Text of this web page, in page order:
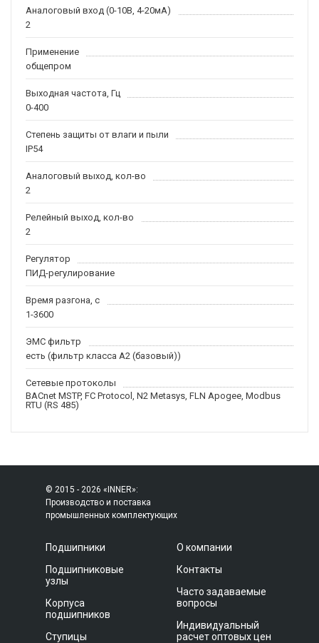
Аналоговый вход (0-10В, 4-20мА)
2
Применение
общепром
Выходная частота, Гц
0-400
Степень защиты от влаги и пыли
IP54
Аналоговый выход, кол-во
2
Релейный выход, кол-во
2
Регулятор
ПИД-регулирование
Время разгона, с
1-3600
ЭМС фильтр
есть (фильтр класса A2 (базовый))
Сетевые протоколы
BACnet MSTP, FC Protocol, N2 Metasys, FLN Apogee, Modbus
RTU (RS 485)
© 2015 - 2026 «INNER»:
Производство и поставка
промышленных комплектующих
Подшипники
Подшипниковые
узлы
Корпуса
подшипников
Ступицы
О компании
Контакты
Часто задаваемые
вопросы
Индивидуальный
расчет оптовых цен